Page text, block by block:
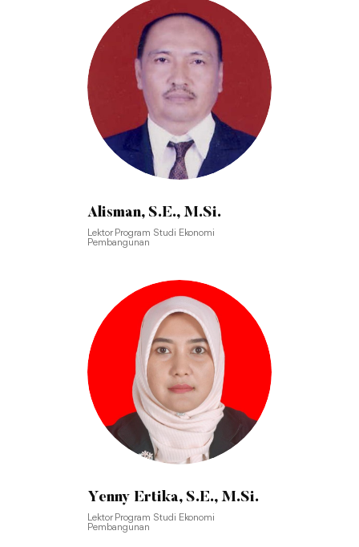
Alisman, S.E., M.Si.
Lektor Program Studi Ekonomi
Pembangunan
Yenny Ertika, S.E., M.Si.
Lektor Program Studi Ekonomi
Pembangunan